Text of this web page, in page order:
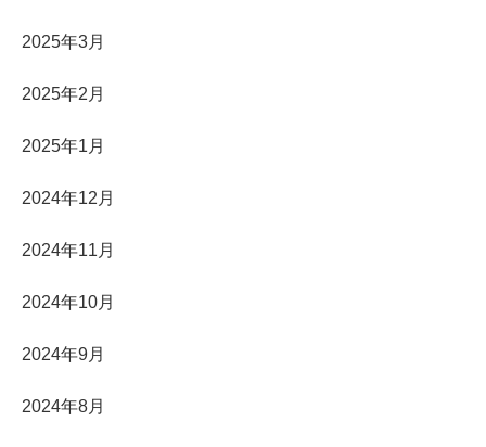
2025年3月
2025年2月
2025年1月
2024年12月
2024年11月
2024年10月
2024年9月
2024年8月